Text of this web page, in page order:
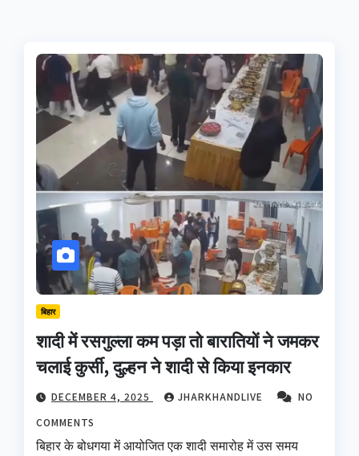
बिहार
शादी में रसगुल्ला कम पड़ा तो बारातियों ने जमकर
चलाई कुर्सी, दुल्हन ने शादी से किया इनकार
DECEMBER 4, 2025 JHARKHANDLIVE
NO
COMMENTS
बिहार के बोधगया में आयोजित एक शादी समारोह में उस समय